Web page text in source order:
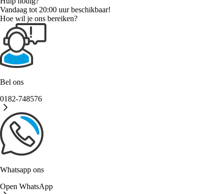
Vandaag tot 20:00 uur beschikbaar!
Hoe wil je ons bereiken?
Bel ons
0182-748576
Whatsapp ons
Open WhatsApp